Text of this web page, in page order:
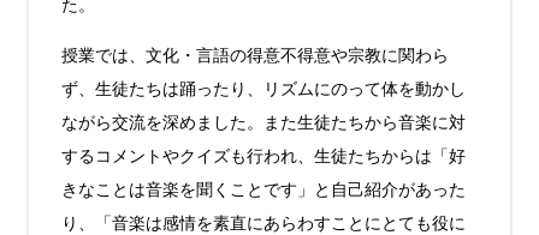
た。
授業では、文化・言語の得意不得意や宗教に関わら
ず、生徒たちは踊ったり、リズムにのって体を動かし
ながら交流を深めました。また生徒たちから音楽に対
するコメントやクイズも行われ、生徒たちからは「好
きなことは音楽を聞くことです」と自己紹介があった
り、「音楽は感情を素直にあらわすことにとても役に